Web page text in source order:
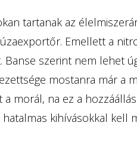
tartanak az
Emellett a
szerint nem lehet
mostanra már a
a morál, na ez a
kihívásokkal kell